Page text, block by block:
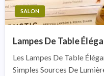
SALON
Lampes De Table
Les Lampes De Table
Simples Sources De